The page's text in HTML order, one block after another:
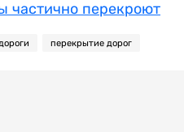
частично перекроют
перекрытие дорог